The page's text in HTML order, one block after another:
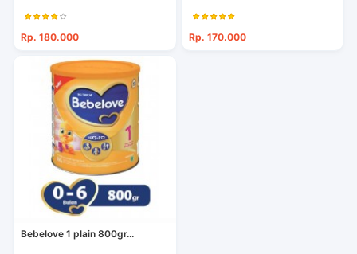
Rp. 180.000 Rp. 170.000
Bebelove 1 plain 800gr...